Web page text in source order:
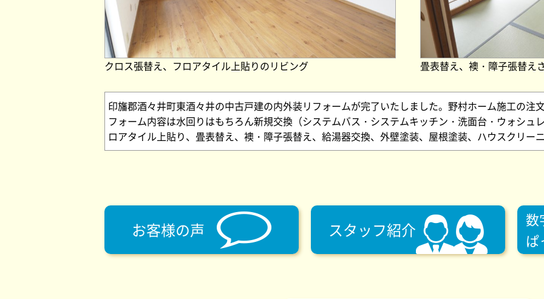
クロス張替え、フロアタイル上貼りのリビング 畳表替え、襖・障子張替え
印旛郡酒々井町東酒々井の中古戸建の内外装リフォームが完了いたしました。野村ホーム施工の注
フォーム内容は水回りはもちろん新規交換（システムバス・システムキッチン・洗面台・ウォシュ
ロアタイル上貼り、畳表替え、襖・障子張替え、給湯器交換、外壁塗装、屋根塗装、ハウスクリー
お客様の声 スタッフ紹介
数
ぱ